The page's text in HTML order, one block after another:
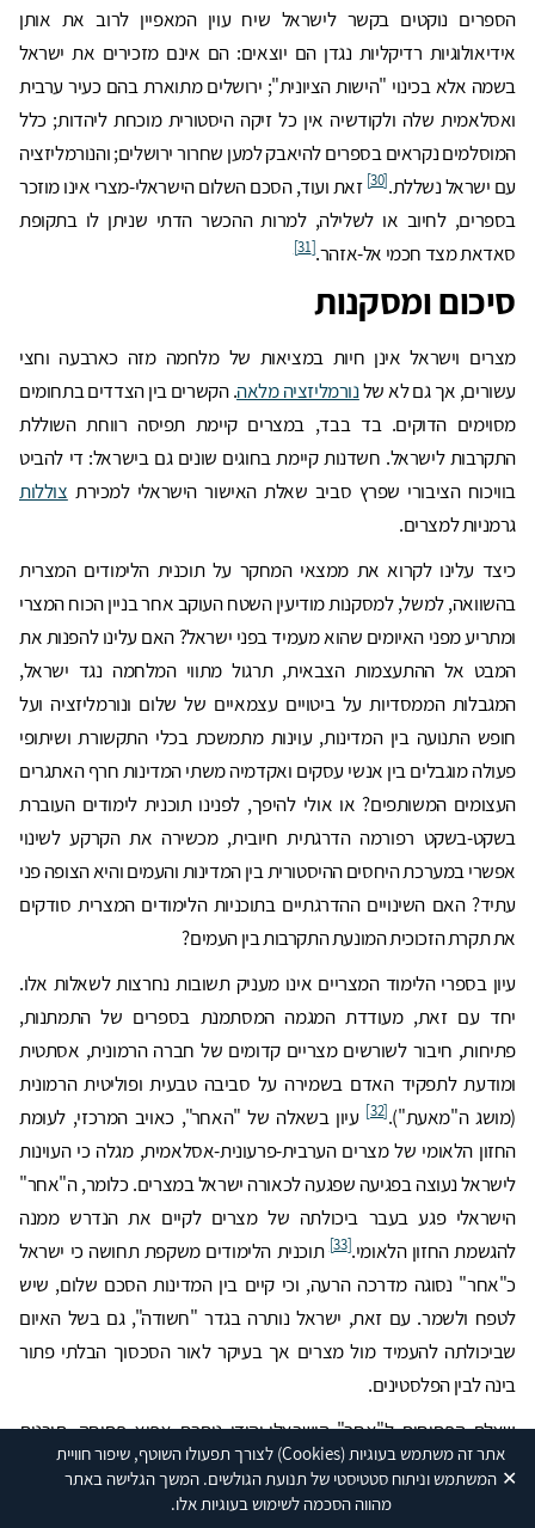
אתר זה משתמש בעוגיות(Cookies) לצורך תפעולו השוטף, שיפור חוויית
המשתמש וניתוח סטטיסטי של תנועת הגולשים. המשך הגלישה באתר
מהווה הסכמה לשימוש בעוגיות אלו.
✕
הספרים נוקטים בקשר לישראל שיח עוין המאפיין לרוב את אותן
אידיאולוגיות רדיקליות נגדן הם יוצאים: הם אינם מזכירים את ישראל
בשמה אלא בכינוי "הישות הציונית"; ירושלים מתוארת בהם כעיר ערבית
ואסלאמית שלה ולקודשיה אין כל זיקה היסטורית מוכחת ליהדות; כלל
המוסלמים נקראים בספרים להיאבק למען שחרור ירושלים; והנורמליזציה
עם ישראל נשללת.[30]
זאת ועוד, הסכם השלום הישראלי-מצרי אינו מוזכר
בספרים, לחיוב או לשלילה, למרות ההכשר הדתי שניתן לו בתקופת
סאדאת מצד חכמי אל-אזהר.[31]
סיכום ומסקנות
מצרים וישראל אינן חיות במציאות של מלחמה מזה כארבעה וחצי
עשורים, אך גם לא שלנורמליזציה מלאה. הקשרים בין הצדדים בתחומים
מסוימים הדוקים. בד בבד, במצרים קיימת תפיסה רווחת השוללת
התקרבות לישראל. חשדנות קיימת בחוגים שונים גם בישראל: די להביט
בוויכוח הציבורי שפרץ סביב שאלת האישור הישראלי למכירת צוללות
גרמניות למצרים.
כיצד עלינו לקרוא את ממצאי המחקר על תוכנית הלימודים המצרית
בהשוואה, למשל, למסקנות מודיעין השטח העוקב אחר בניין הכוח המצרי
ומתריע מפני האיומים שהוא מעמיד בפני ישראל? האם עלינו להפנות את
המבט אל ההתעצמות הצבאית, תרגול מתווי המלחמה נגד ישראל,
המגבלות הממסדיות על ביטויים עצמאיים של שלום ונורמליזציה ועל
חופש התנועה בין המדינות, עוינות מתמשכת בכלי התקשורת ושיתופי
פעולה מוגבלים בין אנשי עסקים ואקדמיה משתי המדינות חרף האתגרים
העצומים המשותפים? או אולי להיפך, לפנינו תוכנית לימודים העוברת
בשקט-בשקט רפורמה הדרגתית חיובית, מכשירה את הקרקע לשינוי
אפשרי במערכת היחסים ההיסטורית בין המדינות והעמים והיא הצופה פני
עתיד? האם השינויים ההדרגתיים בתוכניות הלימודים המצרית סודקים
את תקרת הזכוכית המונעת התקרבות בין העמים?
עיון בספרי הלימוד המצריים אינו מעניק תשובות נחרצות לשאלות אלו.
יחד עם זאת, מעודדת המגמה המסתמנת בספרים של התמתנות,
פתיחות, חיבור לשורשים מצריים קדומים של חברה הרמונית, אסתטית
ומודעת לתפקיד האדם בשמירה על סביבה טבעית ופוליטית הרמונית
(מושג ה"מאעת").[32]
עיון בשאלה של "האחר", כאויב המרכזי, לעומת
החזון הלאומי של מצרים הערבית-פרעונית-אסלאמית, מגלה כי העוינות
לישראל נעוצה בפגיעה שפגעה לכאורה ישראל במצרים. כלומר, ה"אחר"
הישראלי פגע בעבר ביכולתה של מצרים לקיים את הנדרש ממנה
להגשמת החזון הלאומי.[33]
תוכנית הלימודים משקפת תחושה כי ישראל
כ"אחר" נסוגה מדרכה הרעה, וכי קיים בין המדינות הסכם שלום, שיש
לטפח ולשמר. עם זאת, ישראל נותרה בגדר "חשודה", גם בשל האיום
שביכולתה להעמיד מול מצרים אך בעיקר לאור הסכסוך הבלתי פתור
בינה לבין הפלסטינים.
שאלת הפתיחות ל"אחר" הישראלי-יהודי נותרת אפוא פתוחה. תוכנית
הלימודים מחבקת את הנוצרים הקופטים[34]
ומלמדת על מיעוטים
בתולדות מצרים, אך הלימוד הוא חלקי ביותר והמיעוטים (יוונים, יהודים)